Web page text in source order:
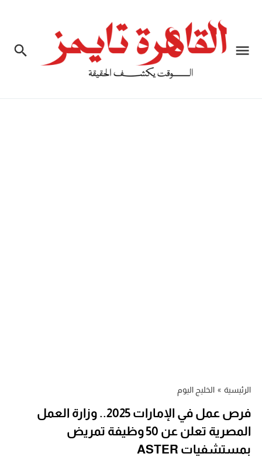
الرئيسية » الخليج اليوم
فرص عمل في الإمارات 2025.. وزارة العمل
المصرية تعلن عن 50 وظيفة تمريض
بمستشفيات ASTER